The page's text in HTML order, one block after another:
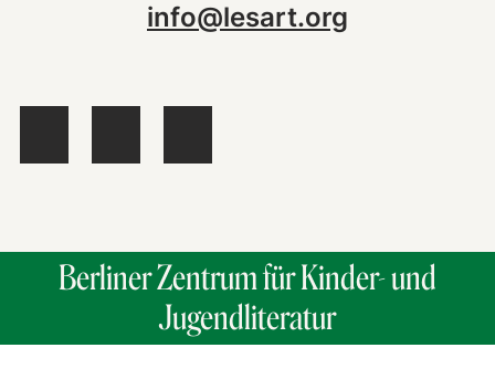
info@lesart.org
Berliner Zentrum für Kinder- und
Jugendliteratur